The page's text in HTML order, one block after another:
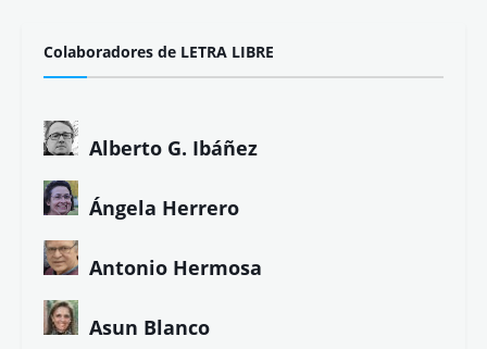
Colaboradores de LETRA LIBRE
Alberto G. Ibáñez
Ángela Herrero
Antonio Hermosa
Asun Blanco